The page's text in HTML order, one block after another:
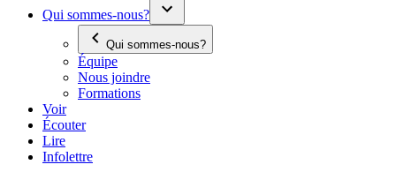
Qui sommes-nous?
Qui sommes-nous?
Équipe
Nous joindre
Formations
Voir
Écouter
Lire
Infolettre